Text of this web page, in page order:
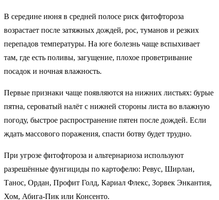
В середине июня в средней полосе риск фитофтороза
возрастает после затяжных дождей, рос, туманов и резких
перепадов температуры. На юге болезнь чаще вспыхивает
там, где есть поливы, загущение, плохое проветривание
посадок и ночная влажность.
Первые признаки чаще появляются на нижних листьях: бурые
пятна, сероватый налёт с нижней стороны листа во влажную
погоду, быстрое распространение пятен после дождей. Если
ждать массового поражения, спасти ботву будет трудно.
При угрозе фитофтороза и альтернариоза используют
разрешённые фунгициды по картофелю: Ревус, Ширлан,
Танос, Ордан, Профит Голд, Кариал Флекс, Зорвек Энкантия,
Хом, Абига-Пик или Консенто.